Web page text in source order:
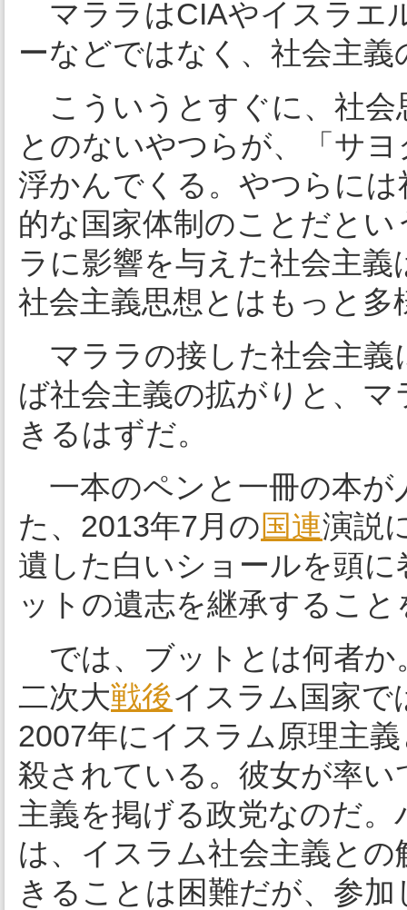
マララはCIAやイスラエ
ーなどではなく、社会主
こういうとすぐに、社会
とのないやつらが、「サ
浮かんでくる。やつらに
的な国家体制のことだと
ラに影響を与えた社会主
社会主義思想とはもっと多
マララの接した社会主義
ば社会主義の拡がりと、
きるはずだ。
一本のペンと一冊の本が
た、2013年7月の国連演説
遺した白いショールを頭
ットの遺志を継承するこ
では、ブットとは何者か
二次大戦後イスラム国家で
2007年にイスラム原理主
殺されている。彼女が率
主義を掲げる政党なのだ
は、イスラム社会主義と
きることは困難だが、参